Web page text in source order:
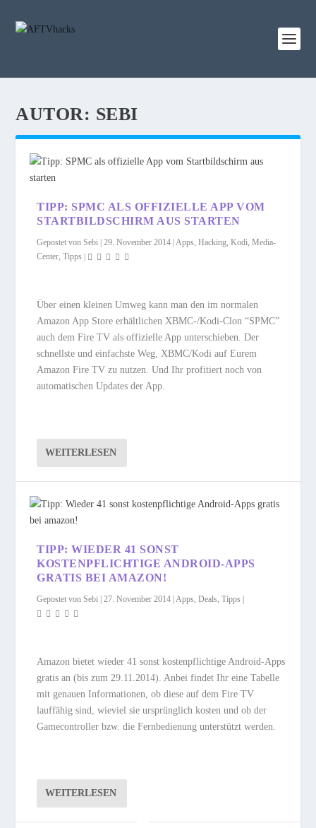
AUTOR: SEBI
TIPP: SPMC ALS OFFIZIELLE APP VOM
STARTBILDSCHIRM AUS STARTEN
Gepostet vonSebi |29. November 2014 |Apps,Hacking,Kodi,Media-
Center,Tipps
Über einen kleinen Umweg kann man den im normalen
Amazon App Store erhältlichen XBMC-/Kodi-Clon “SPMC”
auch dem Fire TV als offizielle App unterschieben. Der
schnellste und einfachste Weg, XBMC/Kodi auf Eurem
Amazon Fire TV zu nutzen. Und Ihr profitiert noch von
automatischen Updates der App.
WEITERLESEN
TIPP: WIEDER 41 SONST
KOSTENPFLICHTIGE ANDROID-APPS
GRATIS BEI AMAZON!
Gepostet vonSebi |27. November 2014 | Apps ,Deals ,Tipps |
Amazon bietet wieder 41 sonst kostenpflichtige Android-Apps
gratis an (bis zum 29.11.2014). Anbei findet Ihr eine Tabelle
mit genauen Informationen, ob diese auf dem Fire TV
lauffähig sind, wieviel sie ursprünglich kosten und ob der
Gamecontroller bzw. die Fernbedienung unterstützt werden.
WEITERLESEN